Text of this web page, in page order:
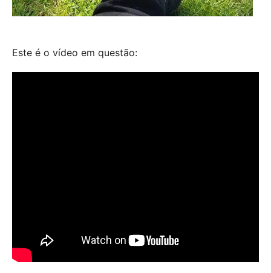
Este é o vídeo em questão: